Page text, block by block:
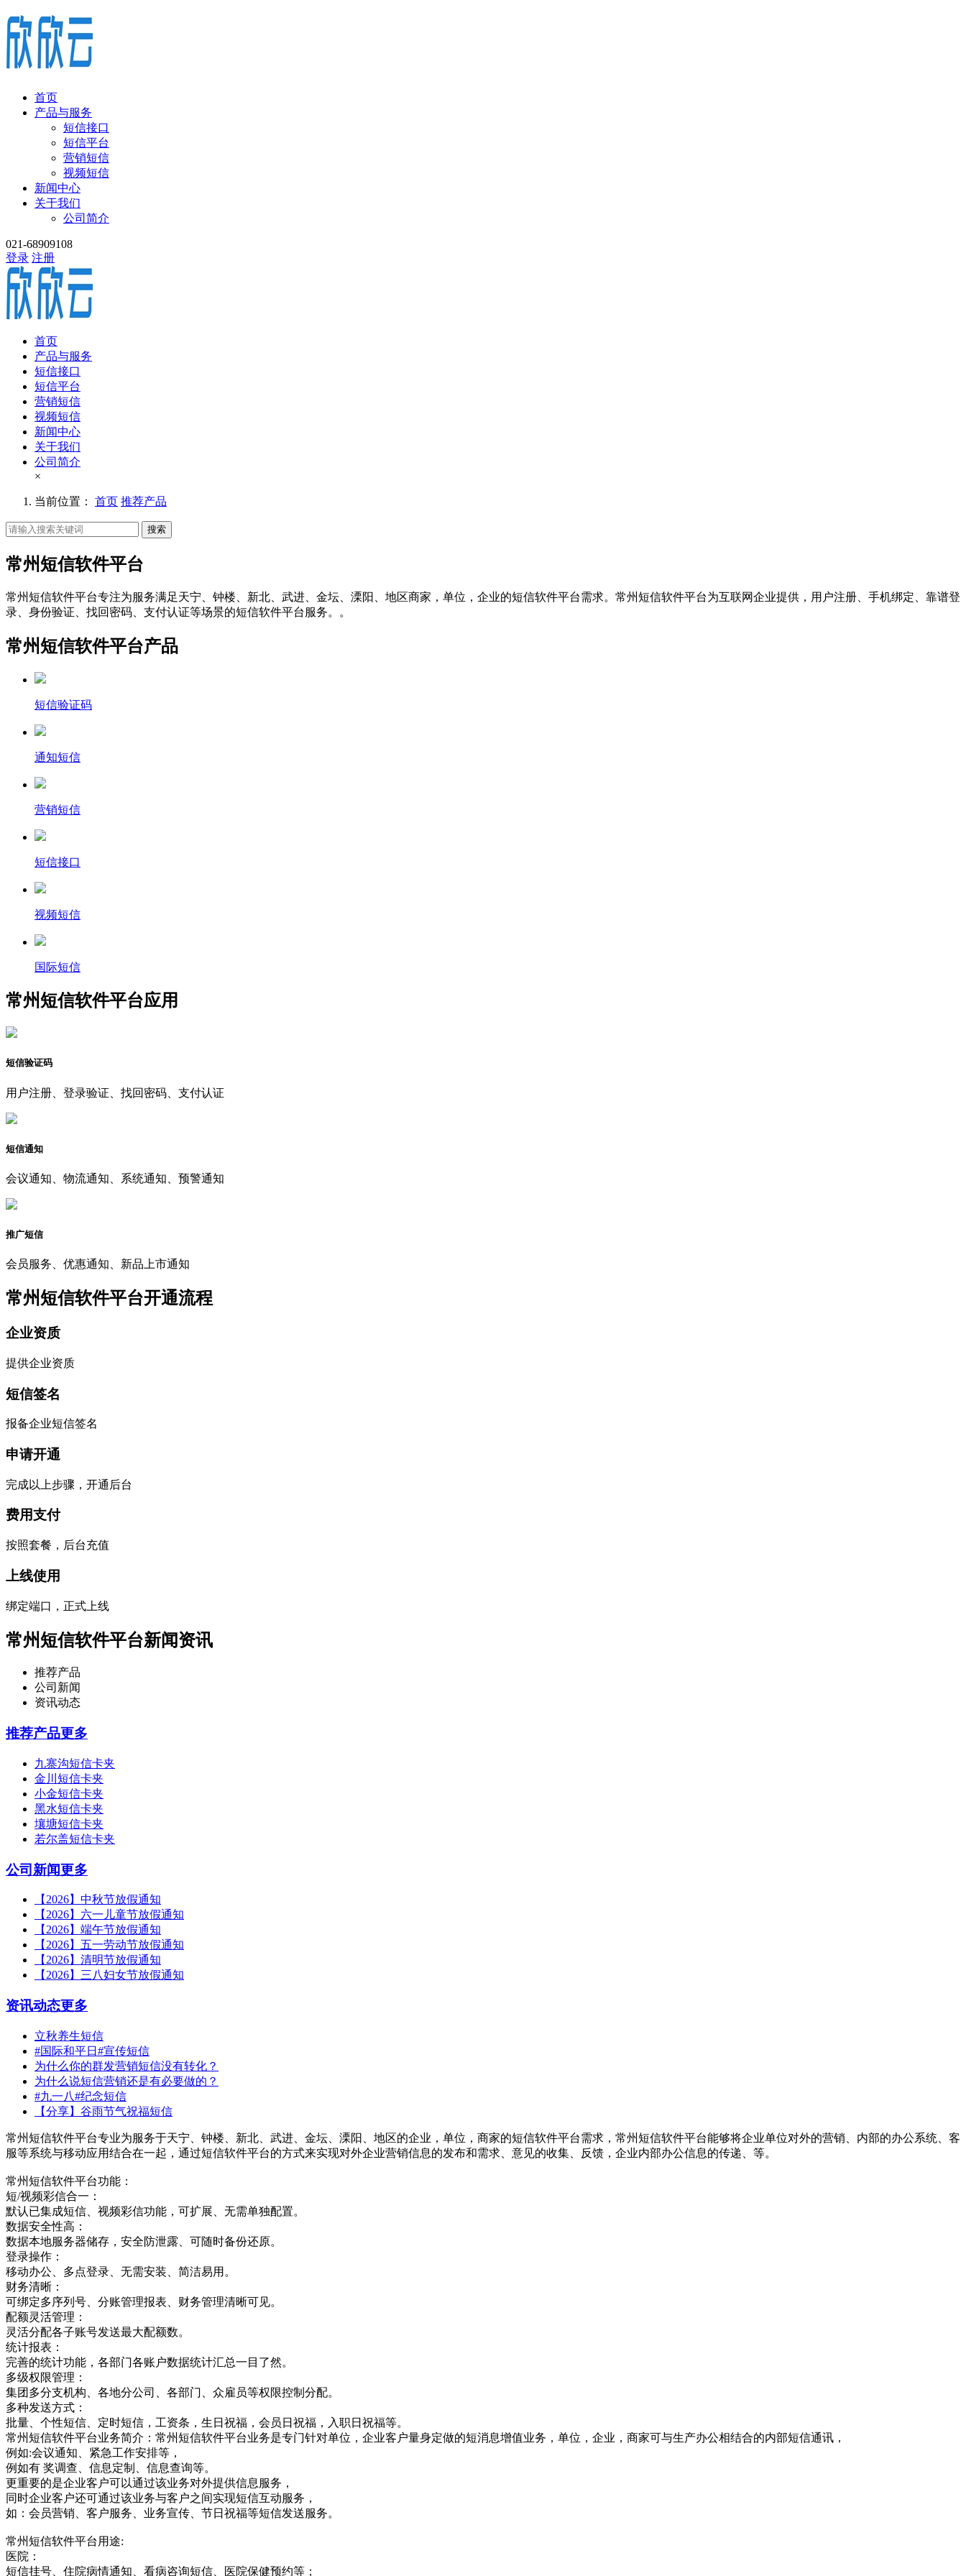
首页
产品与服务
短信接口
短信平台
营销短信
视频短信
新闻中心
关于我们
公司简介
021-68909108
登录 注册
首页
产品与服务
短信接口
短信平台
营销短信
视频短信
新闻中心
关于我们
公司简介
×
当前位置： 首页 推荐产品
搜索
常州短信软件平台
常州短信软件平台专注为服务满足天宁、钟楼、新北、武进、金坛、溧阳、地区商家，单位，企业的短信软件平台需求。常州短信软件平台为互联网企业提供，用户注册、手机绑定、靠谱登
录、身份验证、找回密码、支付认证等场景的短信软件平台服务。。
常州短信软件平台产品
短信验证码
通知短信
营销短信
短信接口
视频短信
国际短信
常州短信软件平台应用
短信验证码
用户注册、登录验证、找回密码、支付认证
短信通知
会议通知、物流通知、系统通知、预警通知
推广短信
会员服务、优惠通知、新品上市通知
常州短信软件平台开通流程
企业资质
提供企业资质
短信签名
报备企业短信签名
申请开通
完成以上步骤，开通后台
费用支付
按照套餐，后台充值
上线使用
绑定端口，正式上线
常州短信软件平台新闻资讯
推荐产品
公司新闻
资讯动态
推荐产品更多
九寨沟短信卡夹
金川短信卡夹
小金短信卡夹
黑水短信卡夹
壤塘短信卡夹
若尔盖短信卡夹
公司新闻更多
【2026】中秋节放假通知
【2026】六一儿童节放假通知
【2026】端午节放假通知
【2026】五一劳动节放假通知
【2026】清明节放假通知
【2026】三八妇女节放假通知
资讯动态更多
立秋养生短信
#国际和平日#宣传短信
为什么你的群发营销短信没有转化？
为什么说短信营销还是有必要做的？
#九一八#纪念短信
【分享】谷雨节气祝福短信
常州短信软件平台专业为服务于天宁、钟楼、新北、武进、金坛、溧阳、地区的企业，单位，商家的短信软件平台需求，常州短信软件平台能够将企业单位对外的营销、内部的办公系统、客
服等系统与移动应用结合在一起，通过短信软件平台的方式来实现对外企业营销信息的发布和需求、意见的收集、反馈，企业内部办公信息的传递、等。
常州短信软件平台功能：
短/视频彩信合一：
默认已集成短信、视频彩信功能，可扩展、无需单独配置。
数据安全性高：
数据本地服务器储存，安全防泄露、可随时备份还原。
登录操作：
移动办公、多点登录、无需安装、简洁易用。
财务清晰：
可绑定多序列号、分账管理报表、财务管理清晰可见。
配额灵活管理：
灵活分配各子账号发送最大配额数。
统计报表：
完善的统计功能，各部门各账户数据统计汇总一目了然。
多级权限管理：
集团多分支机构、各地分公司、各部门、众雇员等权限控制分配。
多种发送方式：
批量、个性短信、定时短信，工资条，生日祝福，会员日祝福，入职日祝福等。
常州短信软件平台业务简介：常州短信软件平台业务是专门针对单位，企业客户量身定做的短消息增值业务，单位，企业，商家可与生产办公相结合的内部短信通讯，
例如:会议通知、紧急工作安排等，
例如有 奖调查、信息定制、信息查询等。
更重要的是企业客户可以通过该业务对外提供信息服务，
同时企业客户还可通过该业务与客户之间实现短信互动服务，
如：会员营销、客户服务、业务宣传、节日祝福等短信发送服务。
常州短信软件平台用途:
医院：
短信挂号、住院病情通知、看病咨询短信、医院保健预约等；